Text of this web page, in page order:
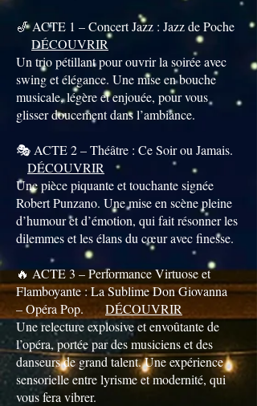
🎷 ACTE 1 – Concert Jazz : Jazz de Poche
DÉCOUVRIR
Un trio pétillant pour ouvrir la soirée avec
swing et élégance. Une mise en bouche
musicale, légère et enjouée, pour vous
glisser doucement dans l’ambiance.
🎭 ACTE 2 – Théâtre : Ce Soir ou Jamais.
DÉCOUVRIR
Une pièce piquante et touchante signée
Robert Punzano. Une mise en scène pleine
d’humour et d’émotion, qui fait résonner les
dilemmes et les élans du cœur avec finesse.
🔥 ACTE 3 – Performance Virtuose et
Flamboyante : La Sublime Don Giovanna
– Opéra Pop.DÉCOUVRIR
Une relecture explosive et envoûtante de
l’opéra, portée par des musiciens et des
danseurs de grand talent. Une expérience
sensorielle entre lyrisme et modernité, qui
vous fera vibrer.